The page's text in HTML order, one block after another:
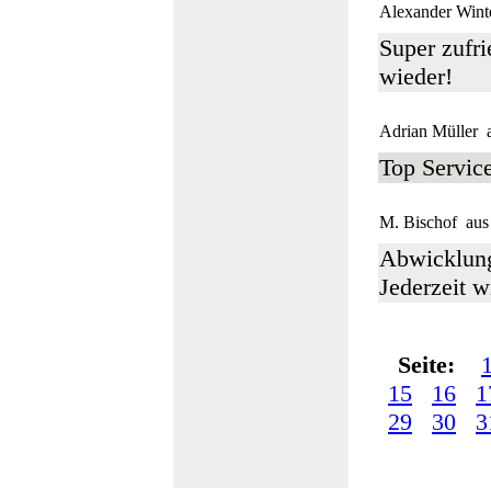
Alexander
Super
wieder!
Adrian Müller
Top
M. Bischof
Jederzeit
Seite:
15
16
29
30